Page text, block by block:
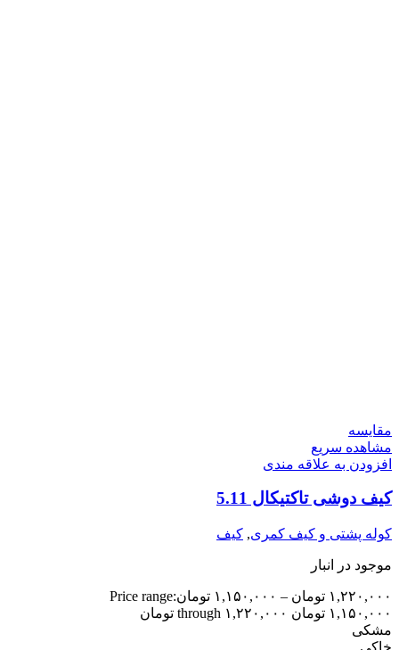
مقایسه
مشاهده سریع
افزودن به علاقه مندی
کیف دوشی تاکتیکال 5.11
کوله پشتی و کیف کمری, کیف
موجود در انبار
۱,۲۲۰,۰۰۰ تومان – ۱,۱۵۰,۰۰۰ تومانPrice range:
۱,۱۵۰,۰۰۰ تومان through ۱,۲۲۰,۰۰۰ تومان
مشکی
خاکی